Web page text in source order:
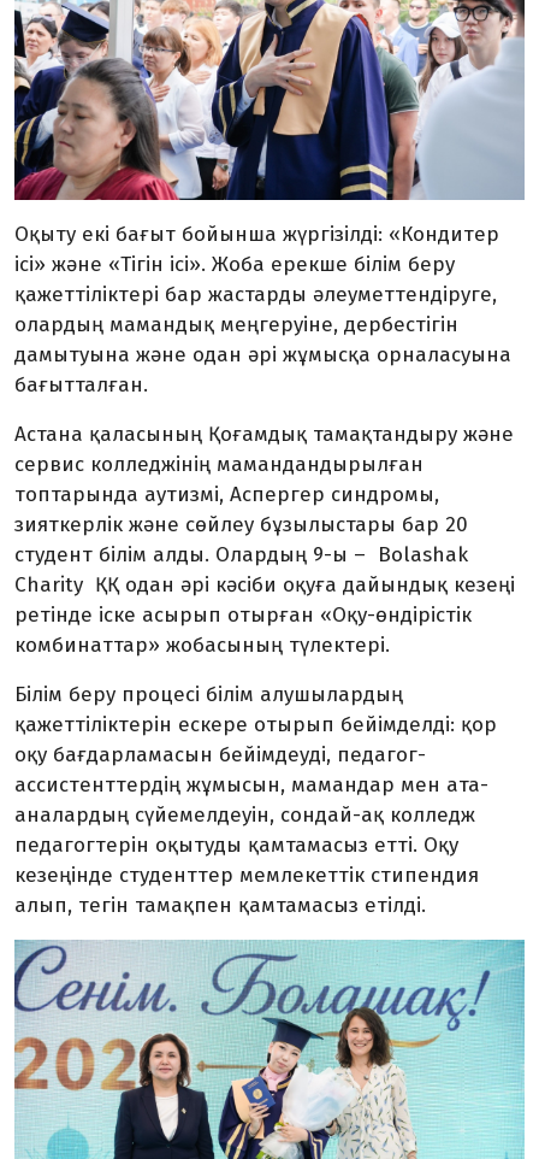
Оқыту екі бағыт бойынша жүргізілді: «Кондитер
ісі» және «Тігін ісі». Жоба ерекше білім беру
қажеттіліктері бар жастарды әлеуметтендіруге,
олардың мамандық меңгеруіне, дербестігін
дамытуына және одан әрі жұмысқа орналасуына
бағытталған.
Астана қаласының Қоғамдық тамақтандыру және
сервис колледжінің мамандандырылған
топтарында аутизмі, Аспергер синдромы,
зияткерлік және сөйлеу бұзылыстары бар 20
студент білім алды. Олардың 9-ы –
Bolashak
Charity ҚҚ одан әрі кәсіби оқуға дайындық кезеңі
ретінде іске асырып отырған «Оқу-өндірістік
комбинаттар» жобасының түлектері.
Білім беру процесі білім алушылардың
қажеттіліктерін ескере отырып бейімделді: қор
оқу бағдарламасын бейімдеуді, педагог-
ассистенттердің жұмысын, мамандар мен ата-
аналардың сүйемелдеуін, сондай-ақ колледж
педагогтерін оқытуды қамтамасыз етті. Оқу
кезеңінде студенттер мемлекеттік стипендия
алып, тегін тамақпен қамтамасыз етілді.